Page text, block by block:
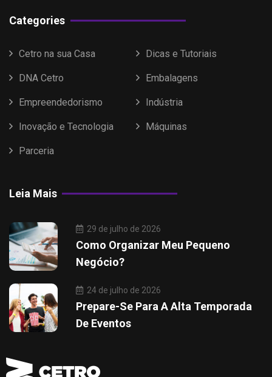
Categories
Cetro na sua Casa Dicas e Tutoriais
DNA Cetro Embalagens
Empreendedorismo Indústria
Inovação e Tecnologia Máquinas
Parceria
Leia Mais
29 de julho de 2026
Como Organizar Meu Pequeno
Negócio?
24 de julho de 2026
Prepare-Se Para A Alta Temporada
De Eventos